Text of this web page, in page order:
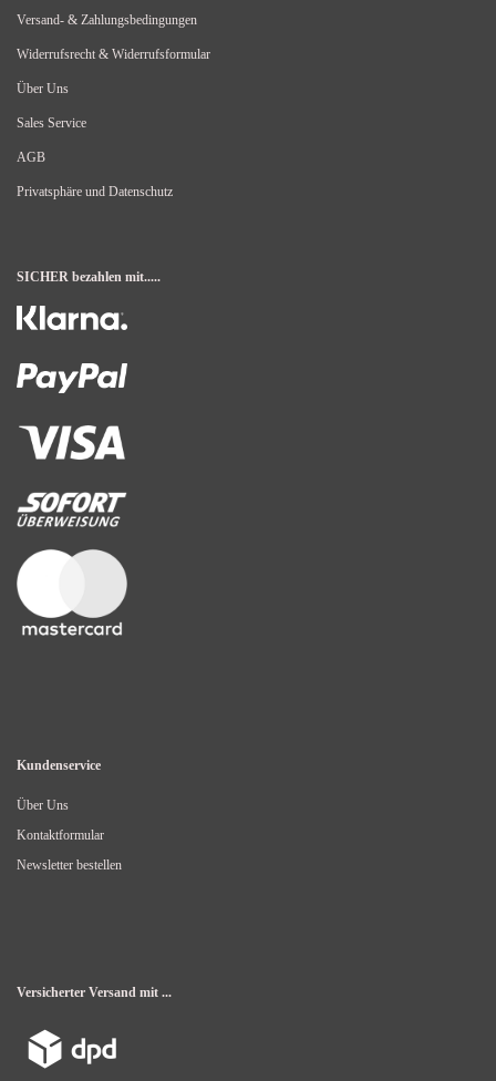
Versand- & Zahlungsbedingungen
Widerrufsrecht & Widerrufsformular
Über Uns
Sales Service
AGB
Privatsphäre und Datenschutz
SICHER bezahlen mit.....
Kundenservice
Über Uns
Kontaktformular
Newsletter bestellen
Versicherter Versand mit ...